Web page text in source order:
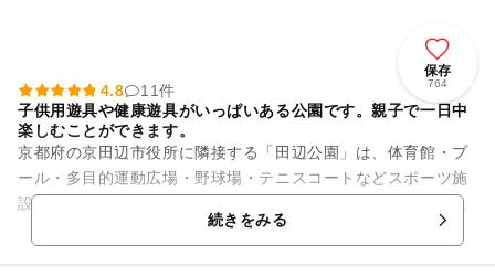
保存
764
4.8
11件
子供用遊具や健康遊具がいっぱいある公園です。親子で一日中
楽しむことができます。
京都府の京田辺市役所に隣接する「田辺公園」は、体育館・プ
ール・多目的運動広場・野球場・テニスコートなどスポーツ施
設が充実した公園です。全国でも珍しいスケートパークがあ
り、ストリートスポーツを無料...
続きをみる